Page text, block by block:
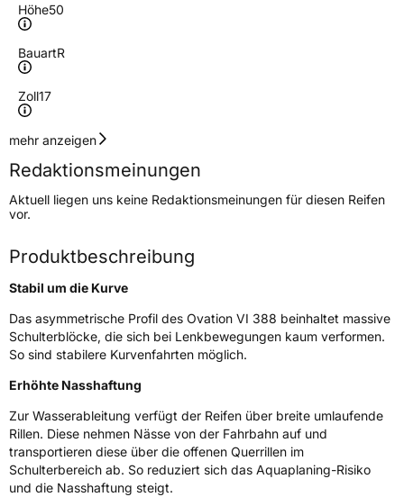
Höhe50
BauartR
Zoll17
Geschwindigkeitsindex
Höchstgeschwindigkeit
270 km/h
Lastindex93
Höchstlast650 kg
Gewicht (in kg)
Generelle Merkmale
FahrzeugtypPKW
VerwendungSommerreifen
FahrzeugartPKW & SUV
Weitere Eigenschaften
mehr anzeigen
Redaktionsmeinungen
Aktuell liegen uns keine Redaktionsmeinungen für diesen Reifen
vor.
Produktbeschreibung
Stabil um die Kurve
Das asymmetrische Profil des Ovation VI 388 beinhaltet massive
Schulterblöcke, die sich bei Lenkbewegungen kaum verformen.
So sind stabilere Kurvenfahrten möglich.
Erhöhte Nasshaftung
Zur Wasserableitung verfügt der Reifen über breite umlaufende
Rillen. Diese nehmen Nässe von der Fahrbahn auf und
transportieren diese über die offenen Querrillen im
Schulterbereich ab. So reduziert sich das Aquaplaning-Risiko
und die Nasshaftung steigt.